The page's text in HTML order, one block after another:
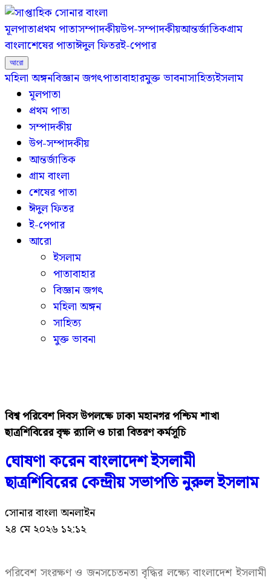
মূলপাতাপ্রথম পাতাসম্পাদকীয়উপ-সম্পাদকীয়আন্তর্জাতিকগ্রাম
বাংলাশেষের পাতাঈদুল ফিতরই-পেপার
আরো
মহিলা অঙ্গনবিজ্ঞান জগৎপাতাবাহারমুক্ত ভাবনাসাহিত্যইসলাম
মূলপাতা
প্রথম পাতা
সম্পাদকীয়
উপ-সম্পাদকীয়
আন্তর্জাতিক
গ্রাম বাংলা
শেষের পাতা
ঈদুল ফিতর
ই-পেপার
আরো
ইসলাম
পাতাবাহার
বিজ্ঞান জগৎ
মহিলা অঙ্গন
সাহিত্য
মুক্ত ভাবনা
বিশ্ব পরিবেশ দিবস উপলক্ষে ঢাকা মহানগর পশ্চিম শাখা
ছাত্রশিবিরের বৃক্ষ র‍্যালি ও চারা বিতরণ কর্মসূচি
ঘোষণা করেন বাংলাদেশ ইসলামী
ছাত্রশিবিরের কেন্দ্রীয় সভাপতি নুরুল ইসলাম
সোনার বাংলা অনলাইন
২৪ মে ২০২৬ ১২:১২
পরিবেশ সংরক্ষণ ও জনসচেতনতা বৃদ্ধির লক্ষ্যে বাংলাদেশ ইসলামী